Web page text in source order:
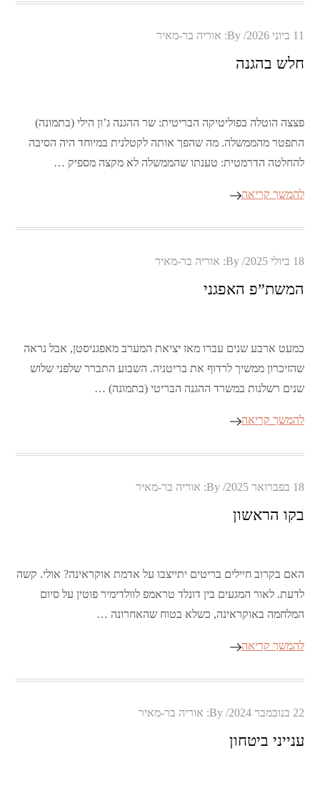
Posted
11 ביוני 2026 By: אוריה בר-מאיר
חלש בהגנה
פצצה הוטלה בפוליטיקה הבריטית: שר ההגנה ג’ון הילי (בתמונה)
התפטר מהממשלה. מה שהפך אותה לקטלנית במיוחד היה הסיבה
להחלטה הדרמטית: טענתו שהממשלה לא מקצה מספיק …
להמשך קריאה
Posted
18 ביולי 2025 By: אוריה בר-מאיר
המשת”פ האפגני
כמעט ארבע שנים עברו מאז יציאת המערב מאפגניסטן, אבל נראה
שהזיכרון ממשיך לרדוף את בריטניה. השבוע התברר שלפני שלוש
שנים רשלנות במשרד ההגנה הבריטי (בתמונה) …
להמשך קריאה
Posted
18 בפברואר 2025 By: אוריה בר-מאיר
בקו הראשון
האם בקרוב חיילים בריטים יתייצבו על אדמת אוקראינה? אולי. קשה
לדעת. לאור המגעים בין דונלד טראמפ לוולדימיר פוטין על סיום
המלחמה באוקראינה, כשלא בטוח שהאחרונה …
להמשך קריאה
Posted
22 בנובמבר 2024 By: אוריה בר-מאיר
ענייני ביטחון